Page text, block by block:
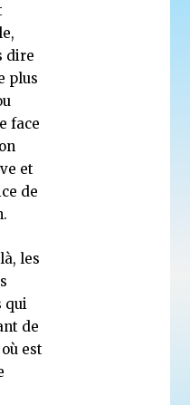
dire
plus
face
et
de
les
qui
de
est